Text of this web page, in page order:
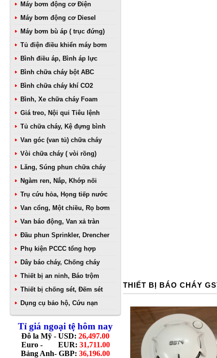
Máy bơm động cơ Điện
Máy bơm động cơ Diesel
Máy bơm bù áp ( trục đứng)
Tủ điện điều khiển máy bơm
Bình điều áp, Bình áp lực
Bình chữa cháy bột ABC
Bình chữa cháy khí CO2
Bình, Xe chữa cháy Foam
Giá treo, Nội qui Tiêu lệnh
Tủ chữa cháy, Kệ đựng bình
Van góc (van tủ) chữa cháy
Vòi chữa cháy ( vòi rồng)
Lăng, Súng phun chữa cháy
Ngàm ren, Nắp, Khớp nối
Trụ cứu hỏa, Họng tiếp nước
Van cổng, Một chiều, Rọ bơm
Van báo động, Van xả tràn
Đầu phun Sprinkler, Drencher
Phụ kiện PCCC tổng hợp
Dây báo cháy, Chống cháy
Thiết bị an ninh, Báo trộm
Thiết bị chống sét, Đếm sét
Dụng cụ bảo hộ, Cứu nạn
Tỉ giá ngoại tệ hôm nay
Đô la Mỹ - USD: 26,497.00
Euro - EUR: 31,711.00
Bảng Anh- GBP: 36,196.00
THIẾT BỊ BÁO CHÁY